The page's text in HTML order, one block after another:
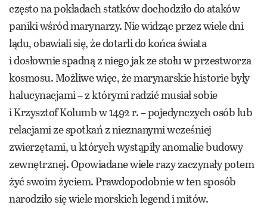
często na pokładach statków dochodziło do ataków
paniki wśród marynarzy. Nie widząc przez wiele dni
lądu, obawiali się, że dotarli do końca świata
i dosłownie spadną z niego jak ze stołu w przestworza
kosmosu. Możliwe więc, że marynarskie historie były
halucynacjami – z którymi radzić musiał sobie
i Krzysztof Kolumb w 1492 r. – pojedynczych osób lub
relacjami ze spotkań z nieznanymi wcześniej
zwierzętami, u których wystąpiły anomalie budowy
zewnętrznej. Opowiadane wiele razy zaczynały potem
żyć swoim życiem. Prawdopodobnie w ten sposób
narodziło się wiele morskich legend i mitów.